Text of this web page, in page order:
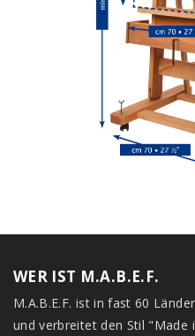
WER IST M.A.B.E.F.
M.A.B.E.F. ist in fast 60
und verbreitet den Stil